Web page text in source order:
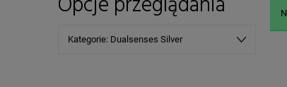
Kategorie: Dualsenses Silver